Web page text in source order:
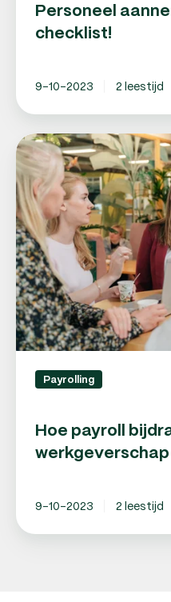
Personeel
checklist!
9-10-2023 2 leestijd
Hoe
payroll
bijdraagt
aan
goed
werkgeverschap
Payrolling
Hoe payroll
werkgeverschap
9-10-2023 2 leestijd